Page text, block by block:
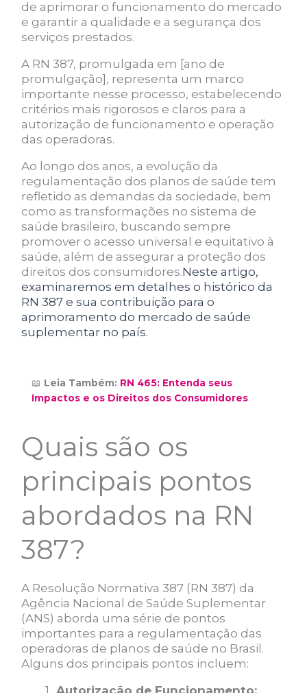
de aprimorar o funcionamento do mercado
e garantir a qualidade e a segurança dos
serviços prestados.
A RN 387, promulgada em [ano de
promulgação], representa um marco
importante nesse processo, estabelecendo
critérios mais rigorosos e claros para a
autorização de funcionamento e operação
das operadoras.
Ao longo dos anos, a evolução da
regulamentação dos planos de saúde tem
refletido as demandas da sociedade, bem
como as transformações no sistema de
saúde brasileiro, buscando sempre
promover o acesso universal e equitativo à
saúde, além de assegurar a proteção dos
direitos dos consumidores.Neste artigo,
examinaremos em detalhes o histórico da
RN 387 e sua contribuição para o
aprimoramento do mercado de saúde
suplementar no país.
📖 Leia Também: RN 465: Entenda seus
Impactos e os Direitos dos Consumidores
Quais são os
principais pontos
abordados na RN
387?
A Resolução Normativa 387 (RN 387) da
Agência Nacional de Saúde Suplementar
(ANS) aborda uma série de pontos
importantes para a regulamentação das
operadoras de planos de saúde no Brasil.
Alguns dos principais pontos incluem: